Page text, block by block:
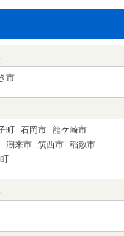
市
町 石岡市
龍ケ崎市
潮来市 筑西市
稲敷市